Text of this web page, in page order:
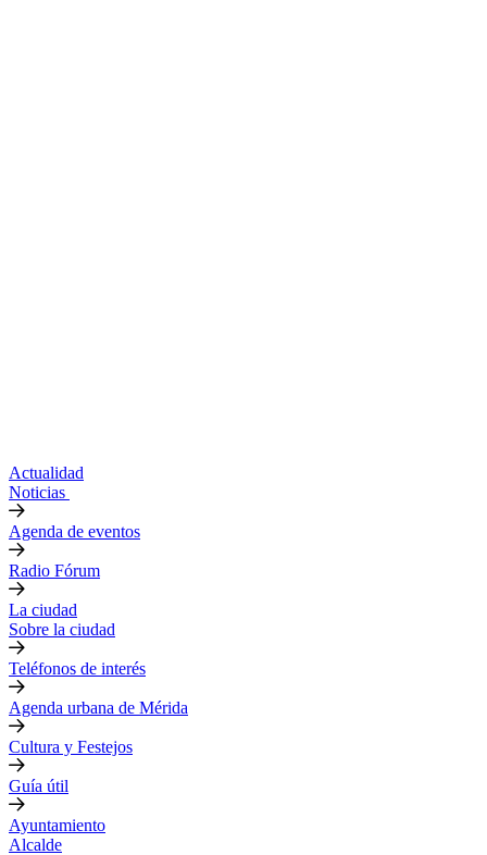
Actualidad
Noticias
Agenda de eventos
Radio Fórum
La ciudad
Sobre la ciudad
Teléfonos de interés
Agenda urbana de Mérida
Cultura y Festejos
Guía útil
Ayuntamiento
Alcalde